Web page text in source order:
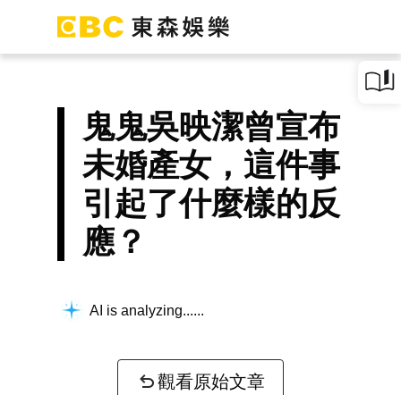
鬼鬼吳映潔曾宣布
未婚產女，這件事
引起了什麼樣的反
應？
AI is analyzing...
觀看原始文章